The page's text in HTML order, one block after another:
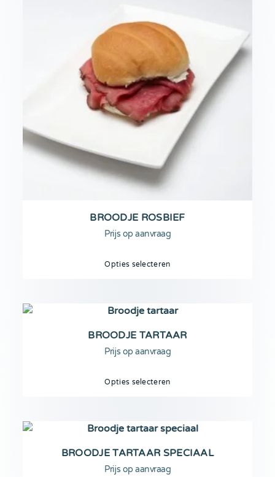
BROODJE ROSBIEF
Prijs op aanvraag
Opties selecteren
BROODJE TARTAAR
Prijs op aanvraag
Opties selecteren
BROODJE TARTAAR SPECIAAL
Prijs op aanvraag